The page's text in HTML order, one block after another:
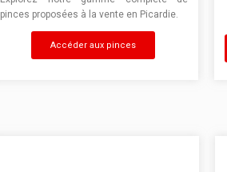
pinces proposées à la vente en Picardie.
Accéder aux pinces